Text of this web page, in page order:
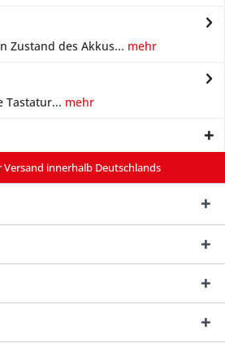
Zustand des Akkus... mehr
Tastatur... mehr
Versand innerhalb Deutschlands